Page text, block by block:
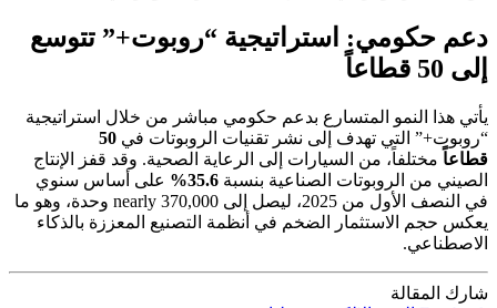
دعم حكومي: استراتيجية “روبوت+” تتوسع
إلى 50 قطاعاً
يأتي هذا النمو المتسارع بدعم حكومي مباشر من خلال استراتيجية
“روبوت+” التي تهدف إلى نشر تقنيات الروبوتات في 50
قطاعاً مختلفاً، من السيارات إلى الرعاية الصحية. وقد قفز الإنتاج
الصيني من الروبوتات الصناعية بنسبة 35.6%
على أساس سنوي
في النصف الأول من 2025، ليصل إلى nearly 370,000 وحدة، وهو ما
يعكس حجم الاستثمار الضخم في أنظمة التصنيع المعززة بالذكاء
الاصطناعي.
شارك المقالة